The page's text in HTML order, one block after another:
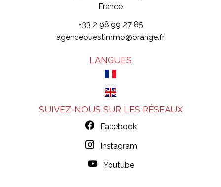
France
+33 2 98 99 27 85
agenceouestimmo@orange.fr
LANGUES
SUIVEZ-NOUS SUR LES RÉSEAUX
Facebook
Instagram
Youtube